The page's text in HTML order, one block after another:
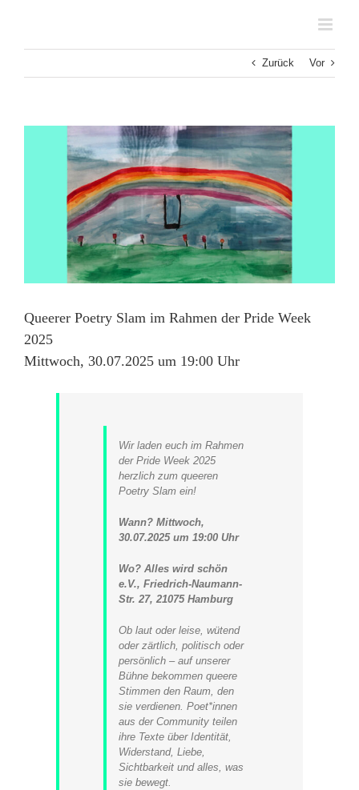
Zurück Vor
grösseres
Queerer Poetry Slam im Rahmen der Pride Week
2025
Mittwoch, 30.07.2025 um 19:00 Uhr
Wir laden euch im Rahmen
der Pride Week 2025
herzlich zum queeren
Poetry Slam ein!
Wann? Mittwoch,
30.07.2025 um 19:00 Uhr
Wo? Alles wird schön
e.V., Friedrich-Naumann-
Str. 27, 21075 Hamburg
Ob laut oder leise, wütend
oder zärtlich, politisch oder
persönlich – auf unserer
Bühne bekommen queere
Stimmen den Raum, den
sie verdienen. Poet*innen
aus der Community teilen
ihre Texte über Identität,
Widerstand, Liebe,
Sichtbarkeit und alles, was
sie bewegt.